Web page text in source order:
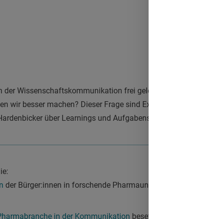
der Wissenschaftskommunikation frei gelegt. Wie steht es um
wir besser machen? Dieser Frage sind Expert:innen beim
über Learnings und Aufgabenstellungen für die
der Bürger:innen in forschende Pharmaunternehmen ist in
in der Kommunikation besetzen kann